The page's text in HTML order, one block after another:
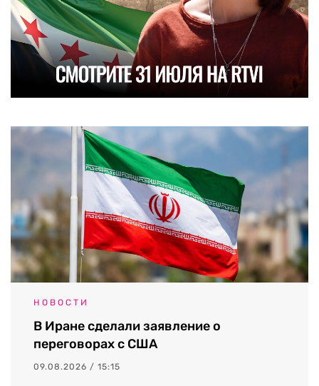
НОВОСТИ
В Иране сделали заявление о
переговорах с США
09.08.2026 / 15:15